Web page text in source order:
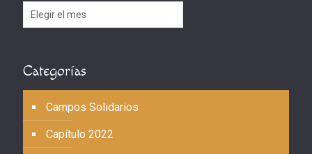
Archivos
Categorías
Campos Solidarios
Capítulo 2022